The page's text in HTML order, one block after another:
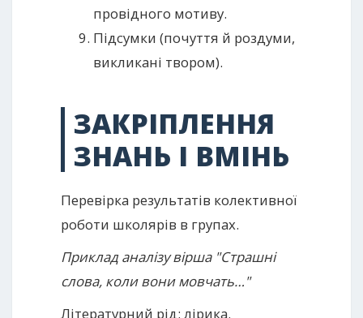
провідного мотиву.
Підсумки (почуття й роздуми,
викликані твором).
ЗАКРІПЛЕННЯ
ЗНАНЬ І ВМІНЬ
Перевірка результатів колективної
роботи школярів в групах.
Приклад аналізу вірша "Страшні
слова, коли вони мовчать…"
Літературний рід: лірика.